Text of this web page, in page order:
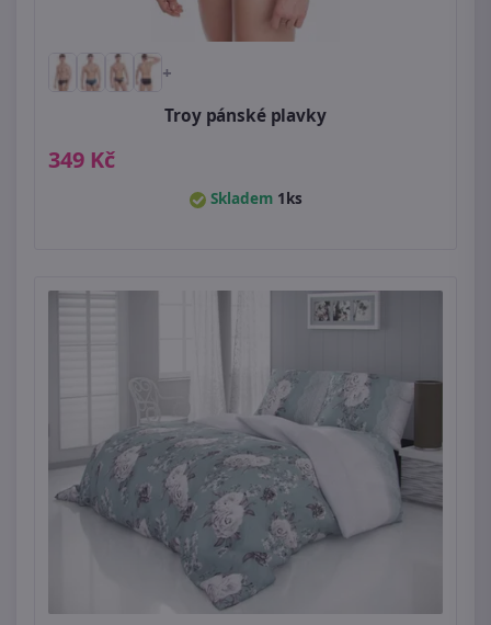
+
Troy pánské plavky
349 Kč
Skladem 1ks